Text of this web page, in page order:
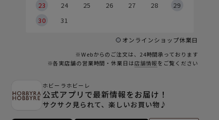
23
24 25 26 27 28
29
30
31
オンラインショップ休業日
※Webからのご注文は、24時間承っております
※各実店舗の営業時間・休業日は店舗情報をご覧ください
ホビーラホビーレ
公式アプリで最新情報をお届け！
サクサク見られて、楽しいお買い物♪